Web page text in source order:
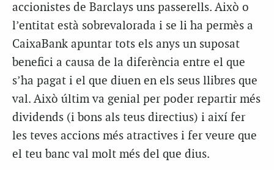
accionistes de Barclays uns passerells. Això o
l’entitat està sobrevalorada i se li ha permès a
CaixaBank apuntar tots els anys un suposat
benefici a causa de la diferència entre el que
s’ha pagat i el que diuen en els seus llibres que
val. Això últim va genial per poder repartir més
dividends (i bons als teus directius) i així fer
les teves accions més atractives i fer veure que
el teu banc val molt més del que dius.